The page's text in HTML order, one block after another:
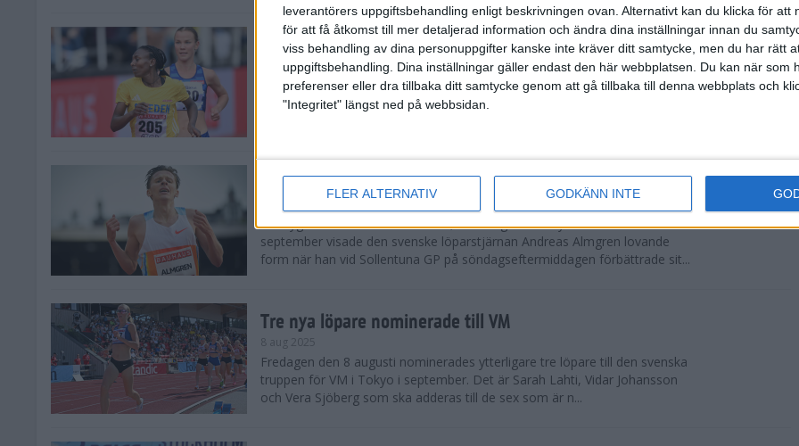
leverantörers uppgiftsbehandling enligt beskrivningen ovan. Alternativt kan du klicka för att
för att få åtkomst till mer detaljerad information och ändra dina inställningar innan du
viss behandling av dina personuppgifter kanske inte kräver ditt samtycke, men du har rätt
uppgiftsbehandling. Dina inställningar gäller endast den här webbplatsen. Du kan när som
preferenser eller dra tillbaka ditt samtycke genom att gå tillbaka till denna webbplats och
"Integritet" längst ned på webbsidan.
FLER ALTERNATIV GODKÄNN INTE
Löparna viktiga när Sverige vann Finnkampen
26 aug 2025
Den hundrade upplagan av Finnkampen, världens äldsta och största
landskamp i friidrott, avgjordes inför fullsatta läktare på Stockholms
Svenskt rekord när Almgren testade VM-formen
En dryg månad före friidrotts-VM, som avgörs i Tokyo den 13-21
september visade den svenske löparstjärnan Andreas Almgren lovande
form när han vid Sollentuna GP på söndagseftermiddagen förbättrade sit...
Tre nya löpare nominerade till VM
8 aug 2025
Fredagen den 8 augusti nominerades ytterligare tre löpare till den svenska
truppen för VM i Tokyo i september. Det är Sarah Lahti, Vidar Johansson
och Vera Sjöberg som ska adderas till de sex som är n...